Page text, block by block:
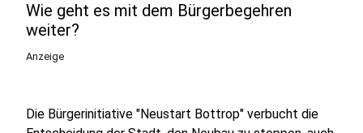
Wie geht es mit dem Bürgerbegehren
weiter?
Anzeige
Die Bürgerinitiative "Neustart Bottrop" verbucht die